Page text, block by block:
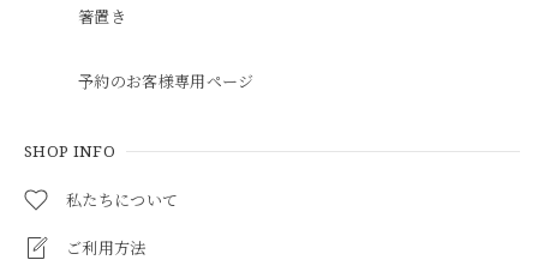
箸置き
予約のお客様専用ページ
SHOP INFO
私たちについて
ご利用方法